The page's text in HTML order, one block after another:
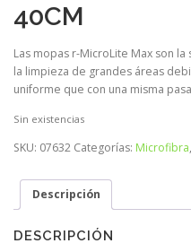
40CM
Las mopas r-MicroLite Max son
la limpieza de grandes áreas
uniforme que con una misma
Sin existencias
SKU: 07632 Categorías: Microfibra,
Descripción
DESCRIPCIÓN